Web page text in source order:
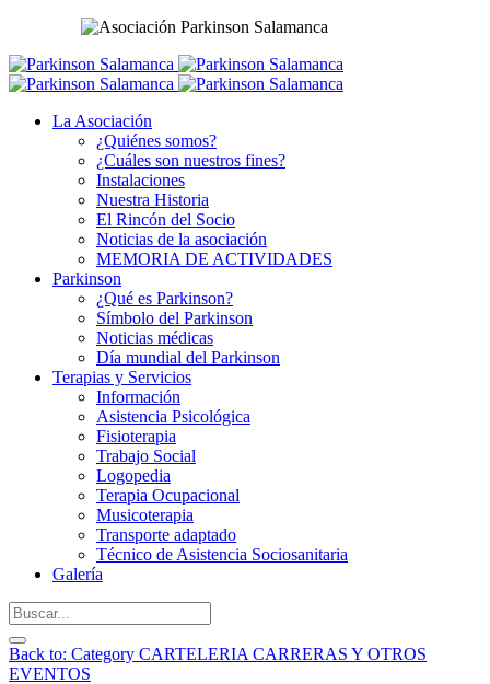
La Asociación
¿Quiénes somos?
¿Cuáles son nuestros fines?
Instalaciones
Nuestra Historia
El Rincón del Socio
Noticias de la asociación
MEMORIA DE ACTIVIDADES
Parkinson
¿Qué es Parkinson?
Símbolo del Parkinson
Noticias médicas
Día mundial del Parkinson
Terapias y Servicios
Información
Asistencia Psicológica
Fisioterapia
Trabajo Social
Logopedia
Terapia Ocupacional
Musicoterapia
Transporte adaptado
Técnico de Asistencia Sociosanitaria
Galería
Back to: Category CARTELERIA CARRERAS Y OTROS
EVENTOS